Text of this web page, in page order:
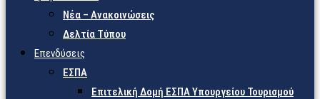
Νέα – Ανακοινώσεις
Δελτία Τύπου
Επενδύσεις
ΕΣΠΑ
Επιτελική Δομή ΕΣΠΑ Υπουργείου Τουρισμού